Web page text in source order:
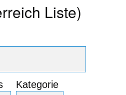
Liste)
Kategorie